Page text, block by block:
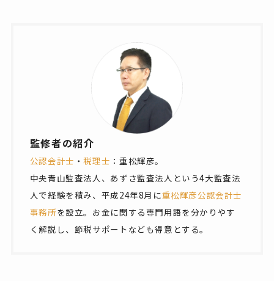
監修者の紹介
公認会計士 ・税理士 ：重松輝彦。
中央青山監査法人、あずさ監査法人という4大監査法
人で経験を積み、平成24年8月に重松輝彦公認会計士
事務所を設立。お金に関する専門用語を分かりやす
く解説し、節税サポートなども得意とする。